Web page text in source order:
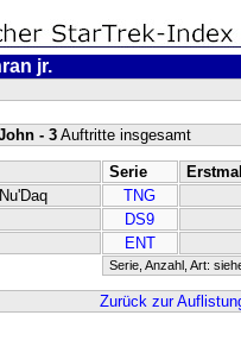
jr.
- 3Auftritte insgesamt
Serie
TNG
DS9
ENT
Serie, Anzahl, Art:
Zurück zur